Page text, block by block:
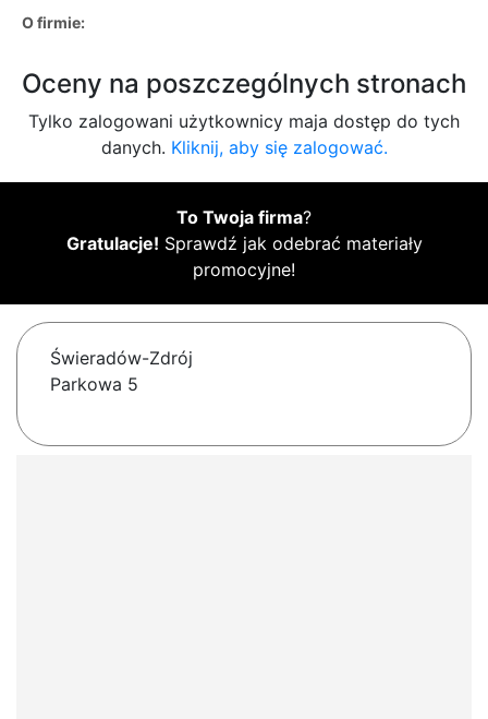
O firmie:
Oceny na poszczególnych stronach
Tylko zalogowani użytkownicy maja dostęp do tych
danych. Kliknij, aby się zalogować.
To Twoja firma?
Gratulacje! Sprawdź jak odebrać materiały
promocyjne!
Świeradów-Zdrój
Parkowa 5